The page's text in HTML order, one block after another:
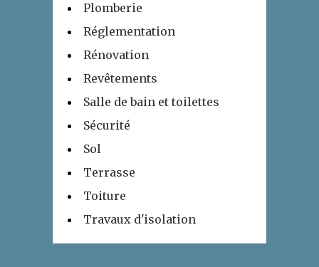
Plomberie
Réglementation
Rénovation
Revêtements
Salle de bain et toilettes
Sécurité
Sol
Terrasse
Toiture
Travaux d'isolation